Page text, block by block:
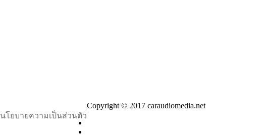
นโยบายความเป็นส่วนตัว
Copyright © 2017 caraudiomedia.net